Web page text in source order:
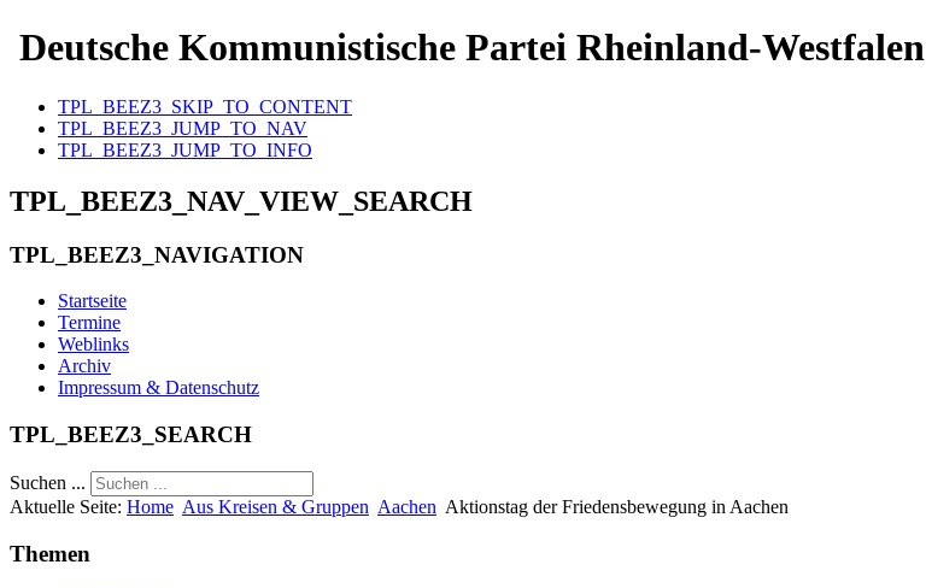
Deutsche Kommunistische Partei Rheinland-Westfalen
TPL_BEEZ3_SKIP_TO_CONTENT
TPL_BEEZ3_JUMP_TO_NAV
TPL_BEEZ3_JUMP_TO_INFO
TPL_BEEZ3_NAV_VIEW_SEARCH
TPL_BEEZ3_NAVIGATION
Startseite
Termine
Weblinks
Archiv
Impressum & Datenschutz
TPL_BEEZ3_SEARCH
Suchen ...
Aktuelle Seite: Home Aus Kreisen & Gruppen Aachen Aktionstag der Friedensbewegung in Aachen
Themen